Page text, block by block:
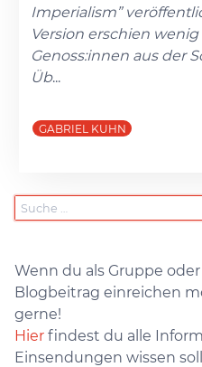
Imperialism”
Version erschien
Genoss:innen aus der
Üb...
GABRIEL KUHN
Wenn du als Gruppe
Blogbeitrag einreichen
gerne!
Hier findest du alle
Einsendungen wissen